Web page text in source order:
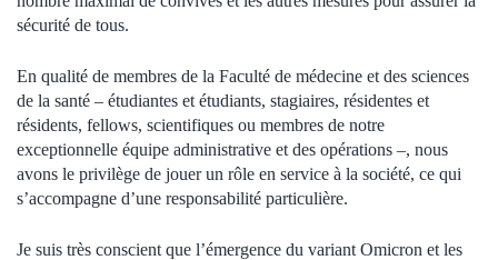
sécurité de tous.
En qualité de membres de la Faculté de médecine et des sciences
de la santé – étudiantes et étudiants, stagiaires, résidentes et
résidents, fellows, scientifiques ou membres de notre
exceptionnelle équipe administrative et des opérations –, nous
avons le privilège de jouer un rôle en service à la société, ce qui
s’accompagne d’une responsabilité particulière.
Je suis très conscient que l’émergence du variant Omicron et les